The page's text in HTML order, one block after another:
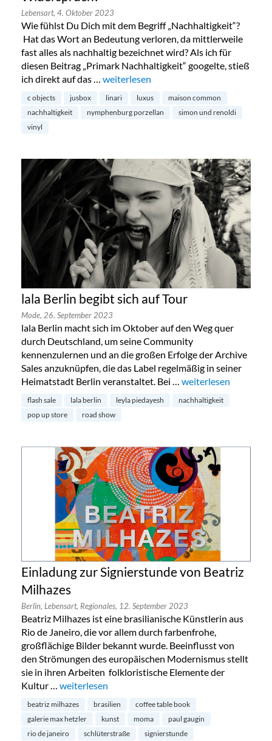
Lebensart, 4. Oktober 2023
Wie fühlst Du Dich mit dem Begriff „Nachhaltigkeit“?
Hat das Wort an Bedeutung verloren, da mittlerweile
fast alles als nachhaltig bezeichnet wird? Als ich für
diesen Beitrag „Primark Nachhaltigkeit“ googelte, stieß
ich direkt auf das … „Nachhaltigkeit und Luxus – ein
weiterlesen
c objects jusbox linari luxus
maison common
nachhaltigkeit
nymphenburg porzellan
simon und renoldi
vinyl
lala Berlin begibt sich auf Tour
Mode, 26. September 2023
lala Berlin macht sich im Oktober auf den Weg quer
durch Deutschland, um seine Community
kennenzulernen und an die großen Erfolge der Archive
Sales anzuknüpfen, die das Label regelmäßig in seiner
Heimatstadt Berlin veranstaltet. Bei … „lala Berlin begibt
weiterlesen
flash sale lala berlin leyla piedayesh
nachhaltigkeit
pop up store
road show
Einladung zur Signierstunde von Beatriz
Milhazes
Berlin, Lebensart, Regionales, 12. September 2023
Beatriz Milhazes ist eine brasilianische Künstlerin aus
Rio de Janeiro, die vor allem durch farbenfrohe,
großflächige Bilder bekannt wurde. Beeinflusst von
den Strömungen des europäischen Modernismus stellt
sie in ihren Arbeiten folkloristische Elemente der
Kultur … „Einladung zur Signierstunde von Beatriz Milhazes“
weiterlesen
beatriz milhazes brasilien
coffee table book
galerie max hetzler
kunst moma
paul gaugin
rio de janeiro
schlüterstraße signierstunde